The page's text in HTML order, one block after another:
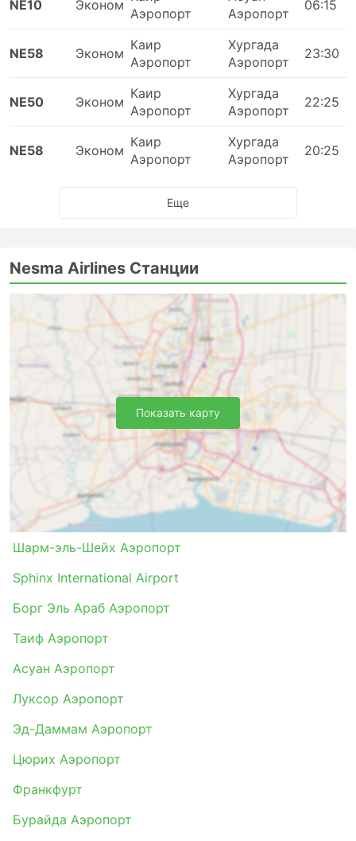
NE10 Эконом
Аэропорт
Аэропорт
06:15
NE58 Эконом
Каир
Аэропорт
Хургада
Аэропорт
23:30
NE50 Эконом
Каир
Аэропорт
Хургада
Аэропорт
22:25
NE58 Эконом
Каир
Аэропорт
Хургада
Аэропорт
20:25
Еще
Nesma Airlines Станции
Шарм-эль-Шейх Аэропорт
Sphinx International Airport
Борг Эль Араб Аэропорт
Таиф Аэропорт
Асуан Аэропорт
Луксор Аэропорт
Эд-Даммам Аэропорт
Цюрих Аэропорт
Франкфурт
Бурайда Аэропорт
Показать карту